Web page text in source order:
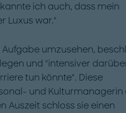
ich auch, dass mein
Luxus war."
umzusehen,
und "intensiver
tun könnte". Diese
und Kulturmanagerin
Auszeit schloss sie ei­nen